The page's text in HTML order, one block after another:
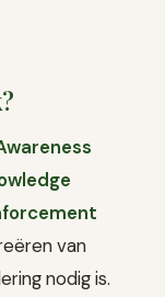
van
nodig is.